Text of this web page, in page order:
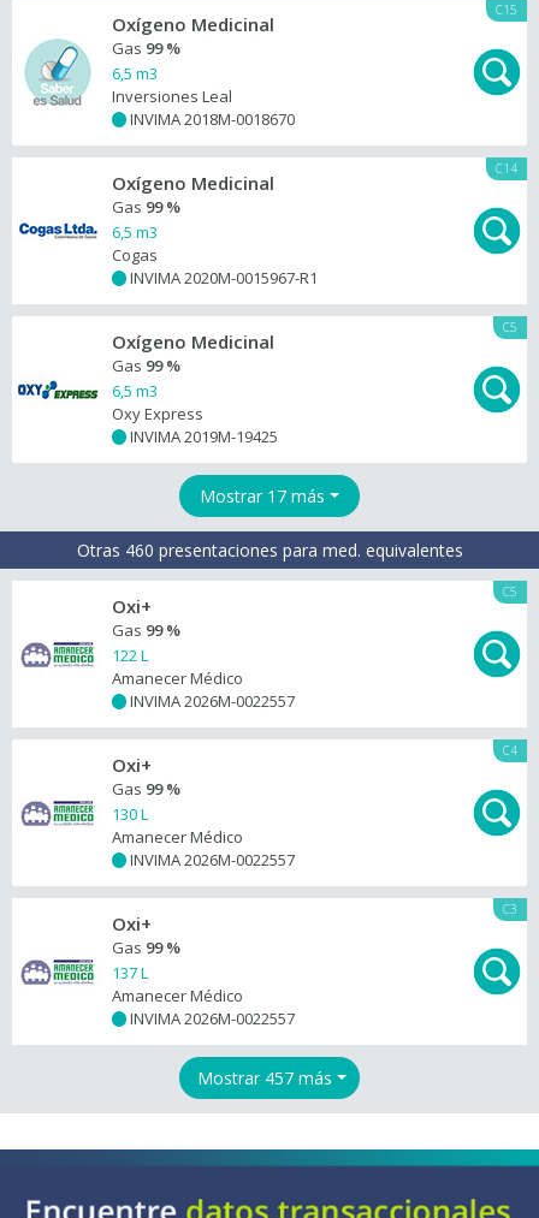
C15
Oxígeno Medicinal
Gas 99 %
6,5 m3
Inversiones Leal
INVIMA 2018M-0018670
C14
Oxígeno Medicinal
Gas 99 %
6,5 m3
Cogas
INVIMA 2020M-0015967-R1
C5
Oxígeno Medicinal
Gas 99 %
6,5 m3
Oxy Express
INVIMA 2019M-19425
Mostrar 17 más
Otras 460 presentaciones para med. equivalentes
C5
Oxi+
Gas 99 %
122 L
Amanecer Médico
INVIMA 2026M-0022557
C4
Oxi+
Gas 99 %
130 L
Amanecer Médico
INVIMA 2026M-0022557
C3
Oxi+
Gas 99 %
137 L
Amanecer Médico
INVIMA 2026M-0022557
Mostrar 457 más